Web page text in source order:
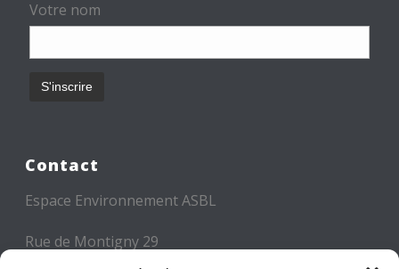
Votre nom
Contact
Espace Environnement ASBL
Rue de Montigny 29